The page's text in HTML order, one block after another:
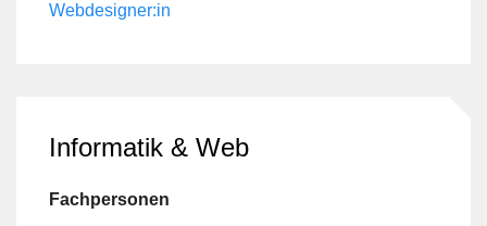
Webdesigner:in
Informatik & Web
Fachpersonen